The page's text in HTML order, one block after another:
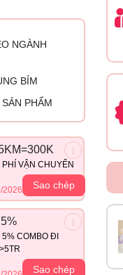
NGÀNH
BỈM
PHẨM
PHÍ VẬN CHUYỂN
2026
Sao chép
5% COMBO ĐI
Sao chép